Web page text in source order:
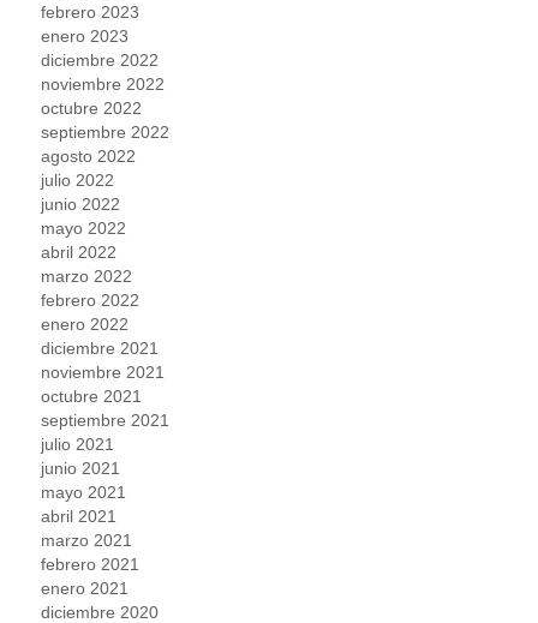
febrero 2023
enero 2023
diciembre 2022
noviembre 2022
octubre 2022
septiembre 2022
agosto 2022
julio 2022
junio 2022
mayo 2022
abril 2022
marzo 2022
febrero 2022
enero 2022
diciembre 2021
noviembre 2021
octubre 2021
septiembre 2021
julio 2021
junio 2021
mayo 2021
abril 2021
marzo 2021
febrero 2021
enero 2021
diciembre 2020